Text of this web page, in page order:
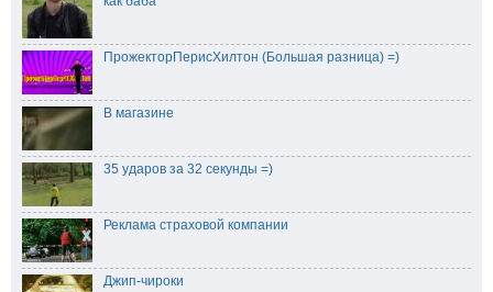
ПрожекторПерисХилтон (Большая разница) =)
В магазине
35 ударов за 32 секунды =)
Реклама страховой компании
Джип-чироки